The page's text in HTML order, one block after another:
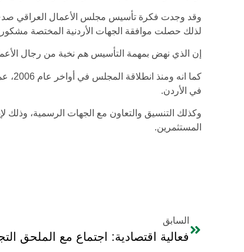
وقد وجدت فكرة تأسيس مجلس الأعمال العراقي صدىً
لذلك حصلت موافقة الجهات الأردنية المختصة
إن الذي نهض بمهمة التأسيس هم نخبة من رجال
كما
في الأردن.
وكذلك التنسيق والتعاون مع الجهات الرسمية، وذلك
المستثمرين.
السابق